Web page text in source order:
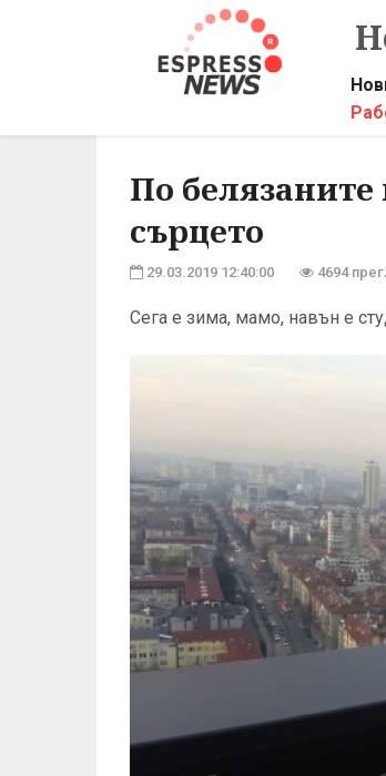
По
сърцето
29.03.2019 12:40:00 4694
Сега е зима, мамо, навън е